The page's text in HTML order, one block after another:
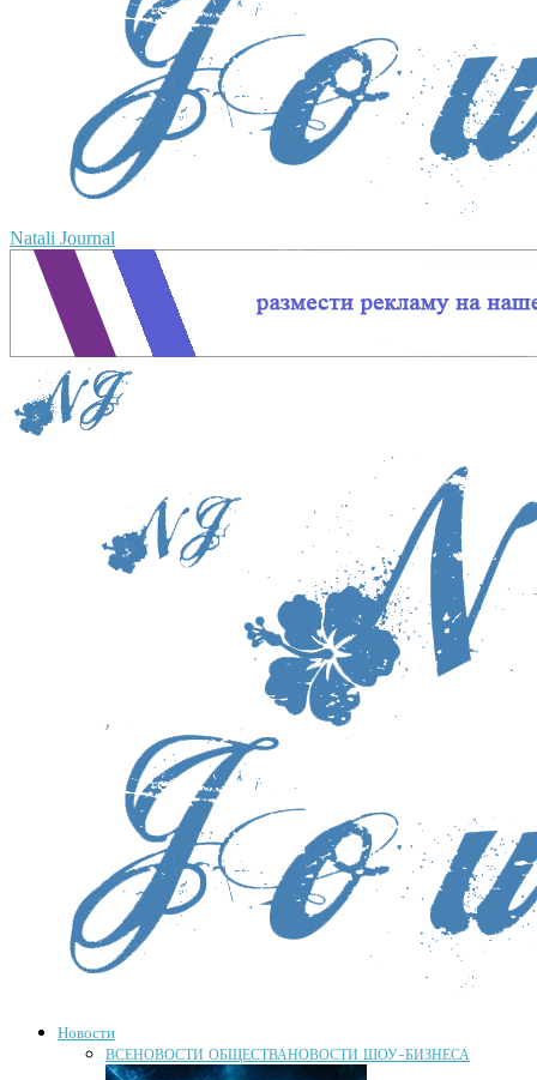
Natali Journal
Новости
ВСЕНОВОСТИ ОБЩЕСТВАНОВОСТИ ШОУ-БИЗНЕСА